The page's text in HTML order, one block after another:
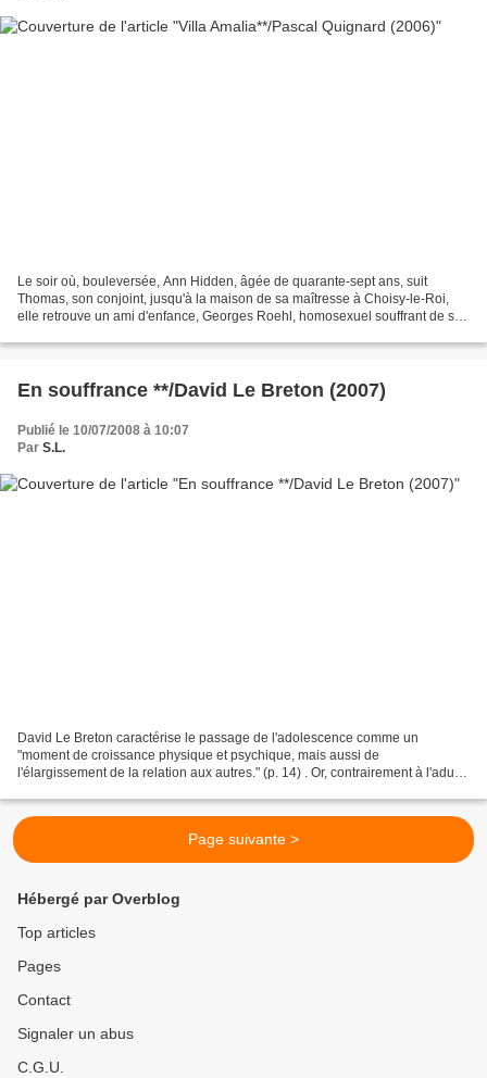
Le soir où, bouleversée, Ann Hidden, âgée de quarante-sept ans, suit
Thomas, son conjoint, jusqu'à la maison de sa maîtresse à Choisy-le-Roi,
elle retrouve un ami d'enfance, Georges Roehl, homosexuel souffrant de sa
En souffrance **/David Le Breton (2007)
Publié le 10/07/2008 à 10:07
Par S.L.
David Le Breton caractérise le passage de l'adolescence comme un
"moment de croissance physique et psychique, mais aussi de
l'élargissement de la relation aux autres." (p. 14) . Or, contrairement à l'adulte
Page suivante >
Hébergé par Overblog
Top articles
Pages
Contact
Signaler un abus
C.G.U.